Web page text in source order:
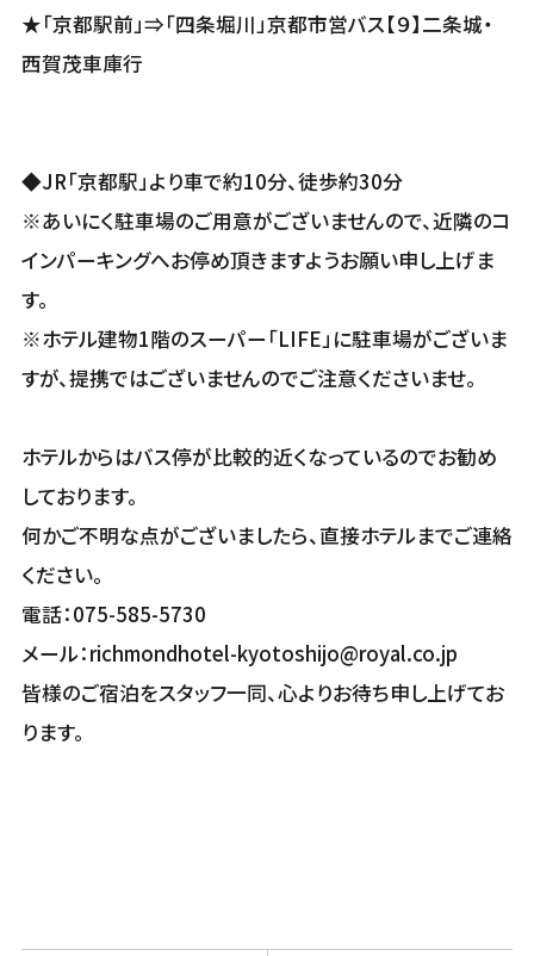
★「京都駅前」⇒「四条堀川」京都市営バス【９】二条城・
西賀茂車庫行
◆JR「京都駅」より車で約10分、徒歩約30分
※あいにく駐車場のご用意がございませんので、近隣のコ
インパーキングへお停め頂きますようお願い申し上げま
す。
※ホテル建物1階のスーパー「LIFE」に駐車場がございま
すが、提携ではございませんのでご注意くださいませ。
ホテルからはバス停が比較的近くなっているのでお勧め
しております。
何かご不明な点がございましたら、直接ホテルまでご連絡
ください。
電話：075-585-5730
メール：richmondhotel-kyotoshijo@royal.co.jp
皆様のご宿泊をスタッフ一同、心よりお待ち申し上げてお
ります。